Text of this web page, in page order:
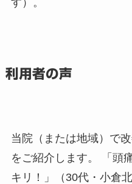
利用者の声
当院（または地域）で
をご紹介します。 「頭
キリ！」（30代・小倉